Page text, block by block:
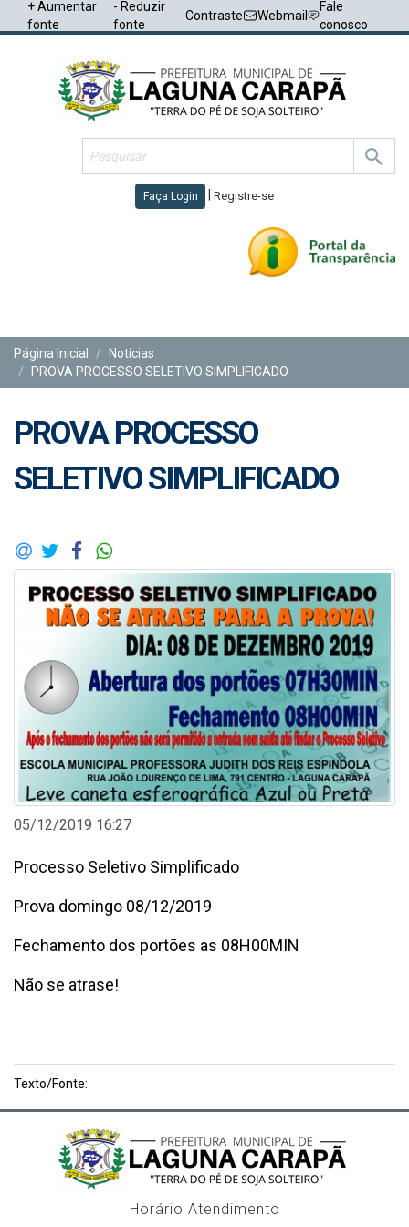
+ Aumentar
fonte
- Reduzir
fonte
Contraste Webmail
Fale
conosco
Faça Login Registre-se
Página Inicial
Notícias
PROVA PROCESSO SELETIVO SIMPLIFICADO
PROVA PROCESSO
SELETIVO SIMPLIFICADO
05/12/2019 16:27
Processo Seletivo Simplificado
Prova domingo 08/12/2019
Fechamento dos portões as 08H00MIN
Não se atrase!
Texto/Fonte:
Horário Atendimento